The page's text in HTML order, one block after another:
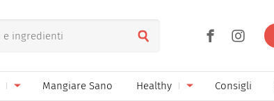
Mangiare Sano Healthy Consigli